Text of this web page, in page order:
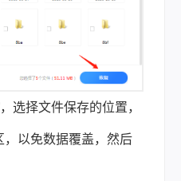
选择文件保存的位置，
以免数据覆盖，然后